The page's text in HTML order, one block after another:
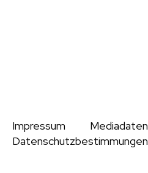
Impressum
Mediadaten
Datenschutzbestimmungen